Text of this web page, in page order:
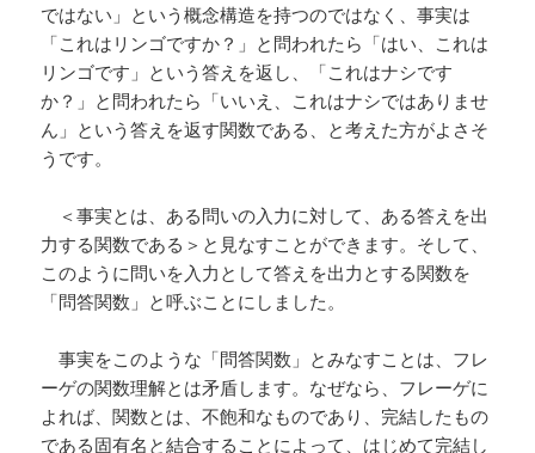
ではない」という概念構造を持つのではなく、事実は
「これはリンゴですか？」と問われたら「はい、これは
リンゴです」という答えを返し、「これはナシです
か？」と問われたら「いいえ、これはナシではありませ
ん」という答えを返す関数である、と考えた方がよさそ
うです。
＜事実とは、ある問いの入力に対して、ある答えを出
力する関数である＞と見なすことができます。そして、
このように問いを入力として答えを出力とする関数を
「問答関数」と呼ぶことにしました。
事実をこのような「問答関数」とみなすことは、フレ
ーゲの関数理解とは矛盾します。なぜなら、フレーゲに
よれば、関数とは、不飽和なものであり、完結したもの
である固有名と結合することによって、はじめて完結し